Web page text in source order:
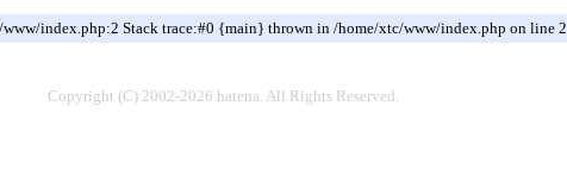
index.php:2 Stack trace:#0 {main} thrown in /home/xtc/www/index.php on line 2
Copyright (C) 2002-2026 hatena. All Rights Reserved.